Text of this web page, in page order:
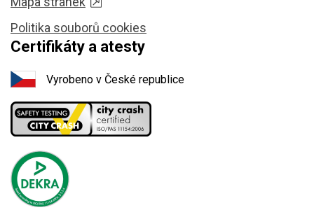
Politika souborů cookies
Certifikáty a atesty
Vyrobeno v České republice